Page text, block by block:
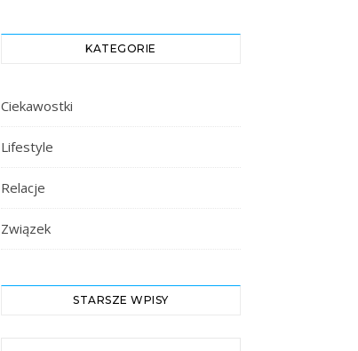
KATEGORIE
Ciekawostki
Lifestyle
Relacje
Związek
STARSZE WPISY
Starsze Wpisy